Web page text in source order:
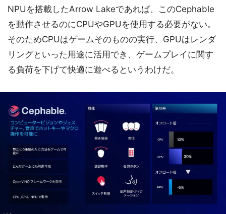
NPUを搭載したArrow Lakeであれば、このCephable
を動作させるのにCPUやGPUを使用する必要がない。
そのためCPUはゲームそのものの実行、GPUはレンダ
リングといった用途に活用でき、ゲームプレイに関す
る負荷を下げて快適に遊べるというわけだ。